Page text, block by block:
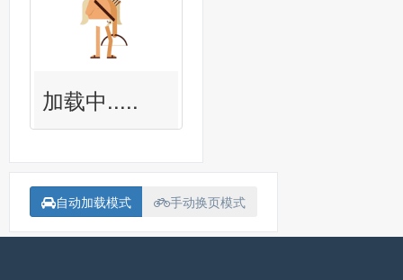
加载中.....
自动加载模式 手动换页模式